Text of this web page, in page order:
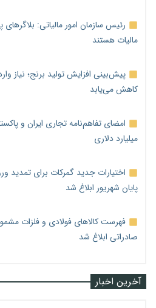
رئیس سازمان امور مالیاتی:
مالیات هستند
کاهش می‌یابد
میلیارد دلاری
اختیارات جدید گمرکات برای تمدید
پایان شهریور ابلاغ شد
صادراتی ابلاغ شد
آخرین اخبار